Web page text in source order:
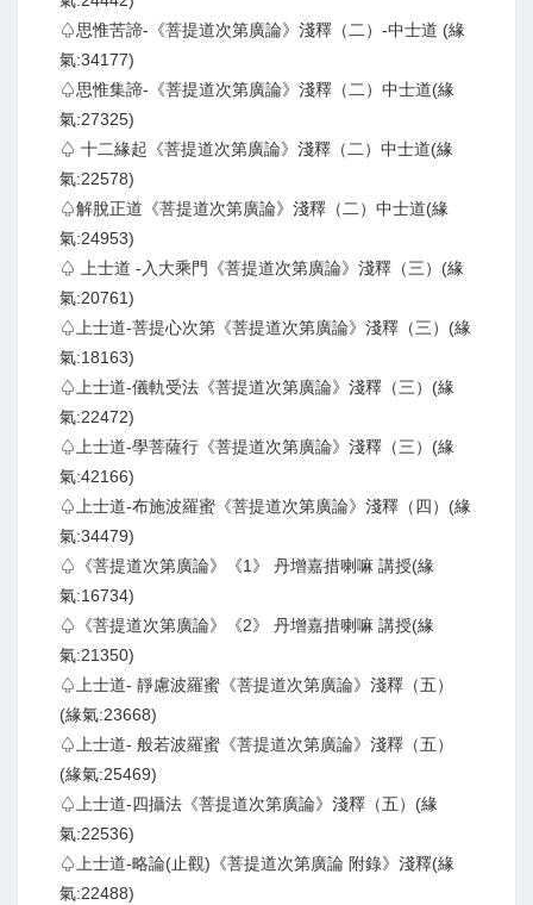
♤思惟苦諦-《菩提道次第廣論》淺釋（二）-中士道 (緣
氣:34177)
♤思惟集諦-《菩提道次第廣論》淺釋（二）中士道(緣
氣:27325)
♤ 十二緣起《菩提道次第廣論》淺釋（二）中士道(緣
氣:22578)
♤解脫正道《菩提道次第廣論》淺釋（二）中士道(緣
氣:24953)
♤ 上士道 -入大乘門《菩提道次第廣論》淺釋（三）(緣
氣:20761)
♤上士道-菩提心次第《菩提道次第廣論》淺釋（三）(緣
氣:18163)
♤上士道-儀軌受法《菩提道次第廣論》淺釋（三）(緣
氣:22472)
♤上士道-學菩薩行《菩提道次第廣論》淺釋（三）(緣
氣:42166)
♤上士道-布施波羅蜜《菩提道次第廣論》淺釋（四）(緣
氣:34479)
♤《菩提道次第廣論》《1》 丹增嘉措喇嘛 講授(緣
氣:16734)
♤《菩提道次第廣論》《2》 丹增嘉措喇嘛 講授(緣
氣:21350)
♤上士道- 靜慮波羅蜜《菩提道次第廣論》淺釋（五）
(緣氣:23668)
♤上士道- 般若波羅蜜《菩提道次第廣論》淺釋（五）
(緣氣:25469)
♤上士道-四攝法《菩提道次第廣論》淺釋（五）(緣
氣:22536)
♤上士道-略論(止觀)《菩提道次第廣論 附錄》淺釋(緣
氣:22488)